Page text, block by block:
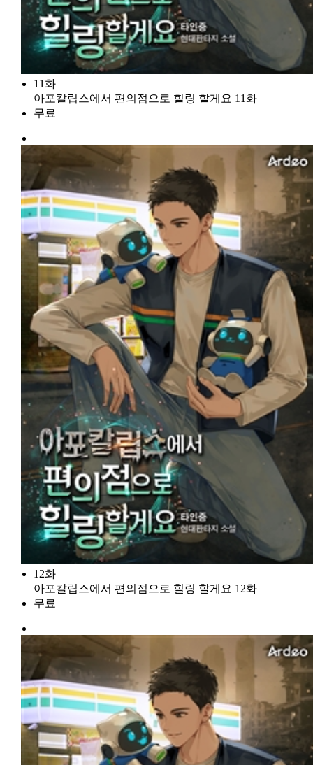
11화
아포칼립스에서 편의점으로 힐링 할게요 11화
무료
12화
아포칼립스에서 편의점으로 힐링 할게요 12화
무료